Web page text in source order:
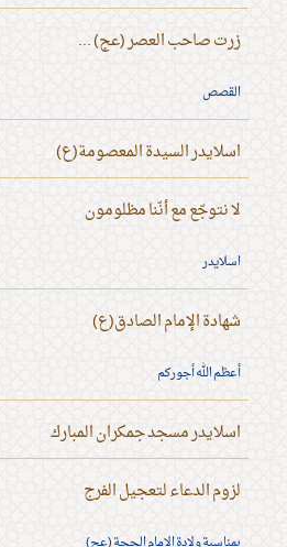
زرت صاحب العصر (عج) ...
القصص
اسلايدر السيدة المعصومة(ع)
لا نتوجّع مع أنّنا مظلومون
اسلايدر
شهادة الإمام الصادق(ع)
أعظم الله أجوركم
اسلايدر مسجد جمكران المبارك
لزوم الدعاء لتعجيل الفرج